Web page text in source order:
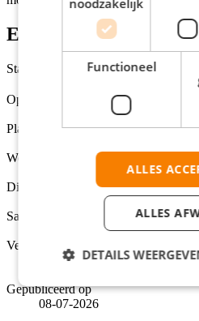
Extra informatie
Status
Opleidingsniveaus
Middelbare school, MBO,
Plaats
Werkuren per week
Dienstverbanden
Parttime (overdag),
Salarisindicatie
Tussen €17,03 en €17,88 per
Verantwoordelijk voor
Je adviseert klanten over
Gepubliceerd op
08-07-2026
Functioneel
ALLES
ALLES
DETAILS